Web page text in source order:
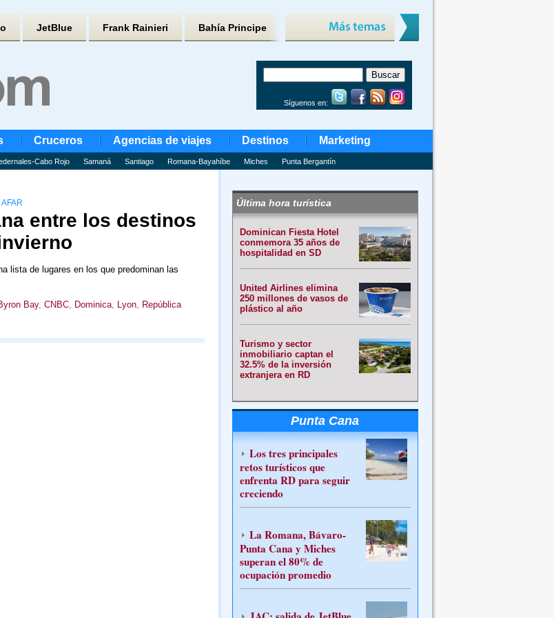
JetBlue Frank Rainieri Bahía Principe
Síguenos en:
Cruceros Agencias de viajes Destinos Marketing
Cabo Rojo Samaná Santiago Romana-Bayahíbe Miches Punta Bergantín
entre los destinos
lista de lugares en los que predominan las
Bay, CNBC, Dominica, Lyon, República
Última hora turística
Dominican Fiesta Hotel
conmemora 35 años de
hospitalidad en SD
United Airlines elimina
250 millones de vasos de
plástico al año
Turismo y sector
inmobiliario captan el
32.5% de la inversión
extranjera en RD
Punta Cana
Los tres principales
retos turísticos que
enfrenta RD para seguir
creciendo
La Romana, Bávaro-
Punta Cana y Miches
superan el 80% de
ocupación promedio